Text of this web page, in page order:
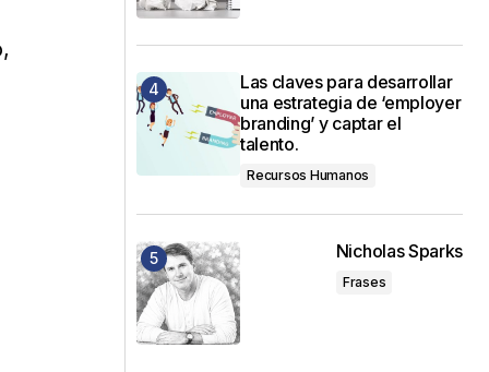
Las claves para desarrollar
una estrategia de ‘employer
branding’ y captar el
talento.
Recursos Humanos
Nicholas Sparks
Frases